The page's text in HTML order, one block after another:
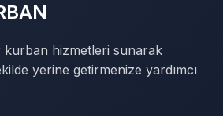
hizmetleri sunarak
yerine getirmenize yardımcı